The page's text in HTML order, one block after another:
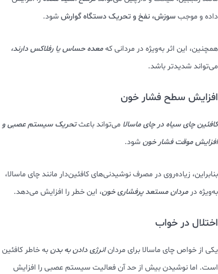
داده و موجبسوزش، نفخ و تحریک دستگاه گوارش شود.
همچنین، این اثر به‌ویژه در مردانی کهمعده حساس یا رفلاکس دارند،
می‌تواند شدیدتر باشد.
افزایش سطح فشار خون
کافئین چای سیاه در چای ماسالا می‌تواند باعثتحریک سیستم عصبی و
افزایش موقت فشار خون شود.
بنابراین، زیاده‌روی در مصرف نوشیدنی‌های کافئین‌دار مانند چای ماسالا،
به‌ویژه در مردان مستعد پرفشاری خون، این خطر را افزایش می‌دهد.
اختلال در خواب
یکی از خواص چای ماسالا برای مردانانرژی دادن به بدنبه خاطر کافئین
است. اما نوشیدن بیش از حد آن فعالیت سیستم عصبی را افزایش